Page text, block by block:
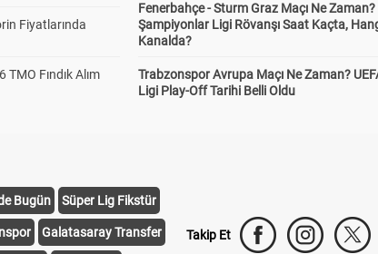
Fiyatlarında
TMO Fındık Alım
Fenerbahçe - Sturm Graz Maçı Ne Zaman?
Şampiyonlar Ligi Rövanşı Saat Kaçta,
Kanalda?
Trabzonspor Avrupa Maçı Ne Zaman?
Ligi Play-Off Tarihi Belli Oldu
Bugün Süper Lig Fikstür
Galatasaray Transfer Takip Et